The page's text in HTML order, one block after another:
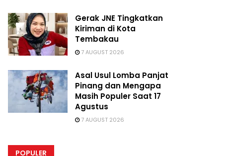
Gerak JNE Tingkatkan
Kiriman di Kota
Tembakau
7 AUGUST 2026
Asal Usul Lomba Panjat
Pinang dan Mengapa
Masih Populer Saat 17
Agustus
7 AUGUST 2026
POPULER